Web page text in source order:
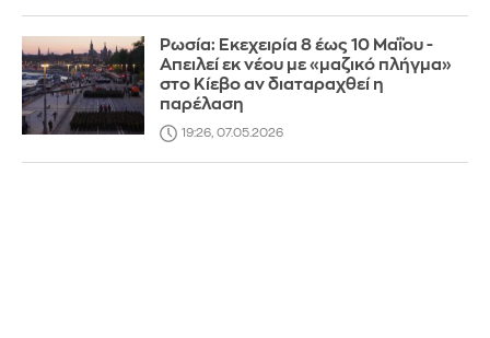
Ρωσία: Εκεχειρία 8 έως 10 Μαΐου -
Απειλεί εκ νέου με «μαζικό πλήγμα»
στο Κίεβο αν διαταραχθεί η
παρέλαση
19:26, 07.05.2026